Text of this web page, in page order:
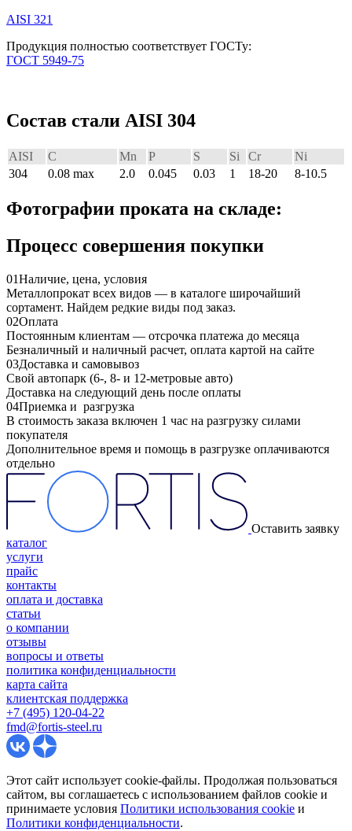
AISI 321
Продукция полностью соответствует ГОСТу:
ГОСТ 5949-75
Состав стали AISI 304
AISI C Mn P S Si Cr
Ni
304
0.08 max 2.0 0.045 0.03 1 18-20 8-10.5
Фотографии проката на складе:
Процесс совершения покупки
01Наличие, цена, условия
Металлопрокат всех видов — в каталоге широчайший
сортамент. Найдем редкие виды под заказ.
02Оплата
Постоянным клиентам — отсрочка платежа до месяца
Безналичный и наличный расчет, оплата картой на сайте
03Доставка и самовывоз
Свой автопарк (6-, 8- и 12-метровые авто)
Доставка на следующий день после оплаты
04Приемка и разгрузка
В стоимость заказа включен 1 час на разгрузку силами
покупателя
Дополнительное время и помощь в разгрузке оплачиваются
отдельно
Оставить заявку
каталог
услуги
прайс
контакты
оплата и доставка
статьи
о компании
отзывы
вопросы и ответы
политика конфиденциальности
карта сайта
клиентская поддержка
+7 (495) 120-04-22
fmd@fortis-steel.ru
Этот сайт использует cookie-файлы. Продолжая пользоваться
сайтом, вы соглашаетесь с использованием файлов cookie и
принимаете условия Политики использования cookie и
Политики конфиденциальности.